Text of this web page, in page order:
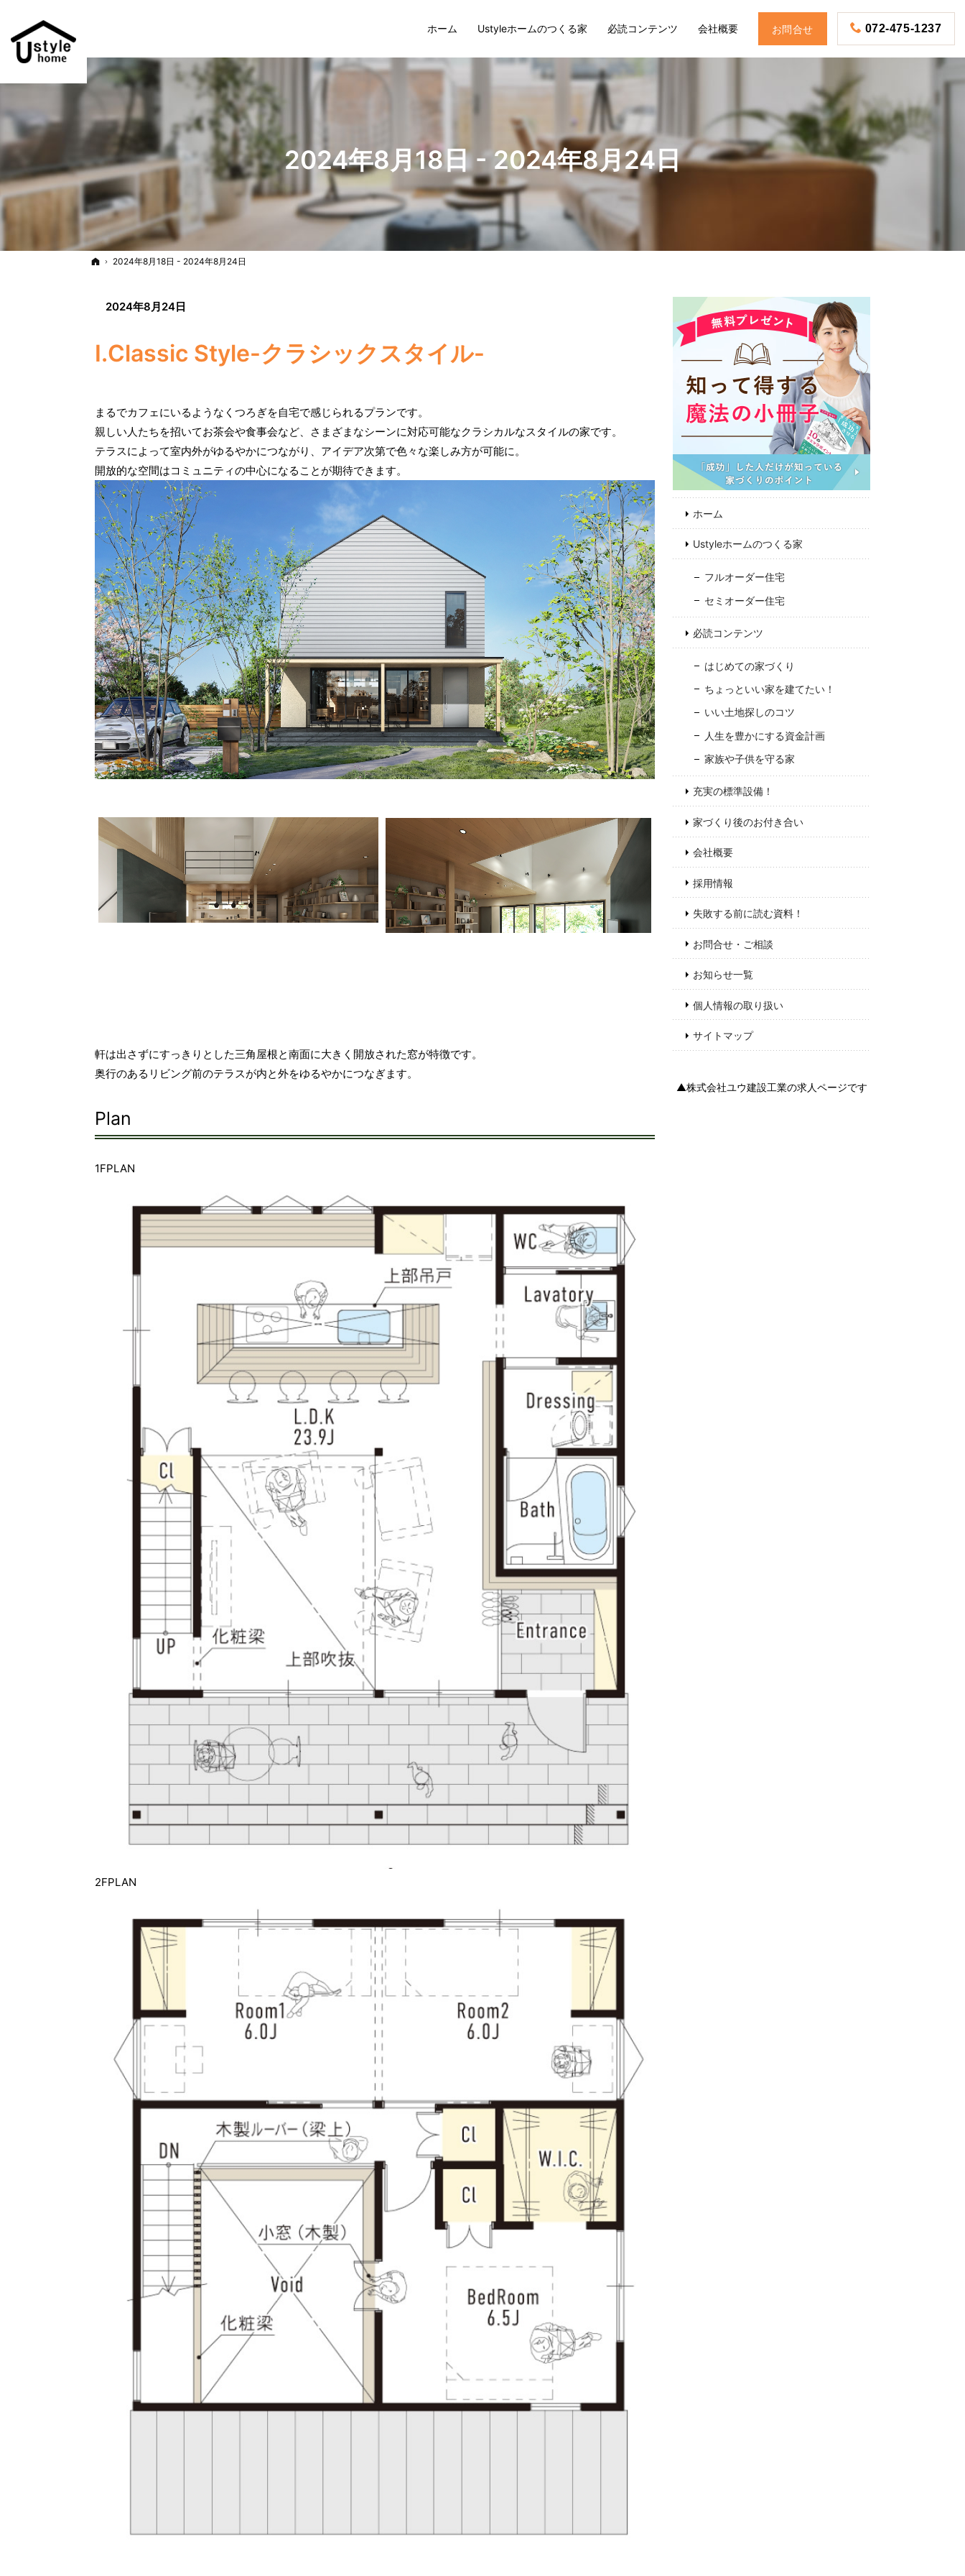
2024年8月18日 - 2024年8月24日
ホーム
2024年8月18日 - 2024年8月24日
2024年8月24日
I.Classic Style-クラシックスタイル-
まるでカフェにいるようなくつろぎを自宅で感じられるプランです。
親しい人たちを招いてお茶会や食事会など、さまざまなシーンに対応可能なクラシカルなスタイルの家です。
テラスによって室内外がゆるやかにつながり、アイデア次第で色々な楽しみ方が可能に。
開放的な空間はコミュニティの中心になることが期待できます。
軒は出さずにすっきりとした三角屋根と南面に大きく開放された窓が特徴です。
奥行のあるリビング前のテラスが内と外をゆるやかにつなぎます。
Plan
1FPLAN
2FPLAN
ホーム
Ustyleホームのつくる家
フルオーダー住宅
セミオーダー住宅
必読コンテンツ
はじめての家づくり
ちょっといい家を建てたい！
いい土地探しのコツ
人生を豊かにする資金計画
家族や子供を守る家
充実の標準設備！
家づくり後のお付き合い
会社概要
採用情報
失敗する前に読む資料！
お問合せ・ご相談
お知らせ一覧
個人情報の取り扱い
サイトマップ
▲株式会社ユウ建設工業の求人ページです
ホーム Ustyleホームのつくる家 必読コンテンツ 会社概要 お問合せ 072-475-1237